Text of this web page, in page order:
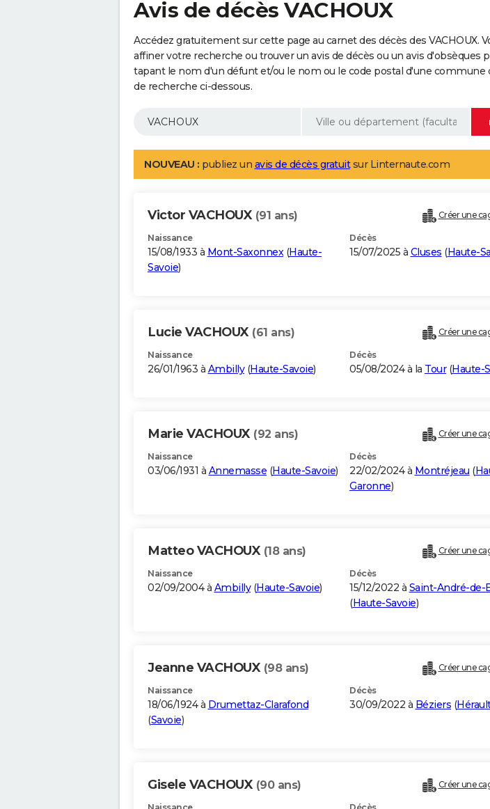
Avis de décès VACHOUX
Accédez gratuitement sur cette page au carnet des décès des VACHOUX.
affiner votre recherche ou trouver un avis de décès ou un avis d'obsèques
tapant le nom d'un défunt et/ou le nom ou le code postal d'une commune
de recherche ci-dessous.
NOUVEAU : publiez un avis de décès gratuitsur Linternaute.com
Victor VACHOUX (91 ans) Créer une
Naissance
15/08/1933 à Mont-Saxonnex(Haute-
Savoie)
Décès
15/07/2025 à Cluses (Haute-
Lucie VACHOUX (61 ans) Créer une
Naissance
26/01/1963 à Ambilly(Haute-Savoie)
Décès
05/08/2024 à la Tour(Haute-
Marie VACHOUX (92 ans) Créer une
Naissance
03/06/1931 à Annemasse (Haute-Savoie)
Décès
22/02/2024 à Montréjeau (
Garonne)
Matteo VACHOUX (18 ans) Créer une
Naissance
02/09/2004 à Ambilly(Haute-Savoie)
Décès
15/12/2022 à Saint-André-de-
(Haute-Savoie)
Jeanne VACHOUX (98 ans) Créer une
Naissance
18/06/1924 à Drumettaz-Clarafond
(Savoie)
Décès
30/09/2022 à Béziers (
Gisele VACHOUX (90 ans) Créer une